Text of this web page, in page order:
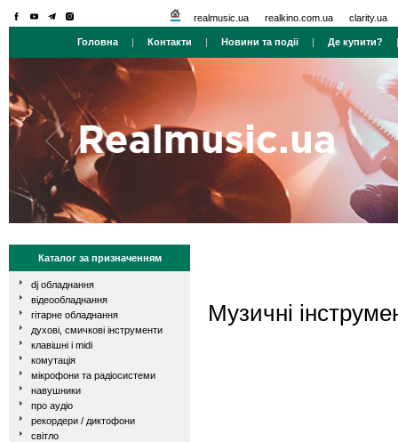
realmusic.ua realkino.com.ua clarity.ua
Головна | Контакти | Новини та події| Де купити?
Каталог за призначенням
dj обладнання
відеообладнання
гітарне обладнання
духові, смичкові інструменти
клавішні і midi
комутація
мікрофони та радіосистеми
навушники
про аудіо
рекордери / диктофони
світло
Музичні